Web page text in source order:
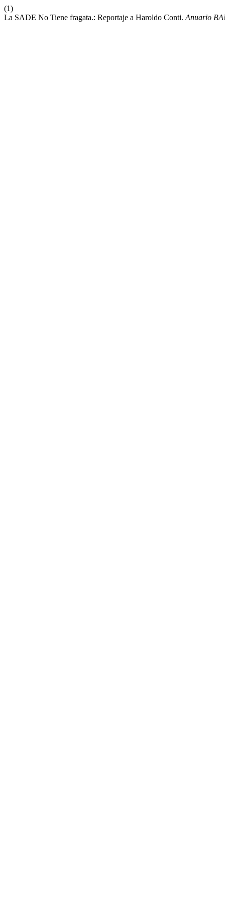
(1)
La SADE No Tiene fragata.: Reportaje a Haroldo Conti. Anuario